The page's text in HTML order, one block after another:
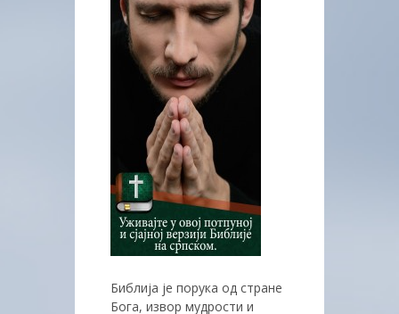
Библија је порука од стране
Бога, извор мудрости и